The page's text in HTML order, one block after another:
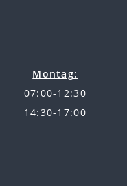
Montag:
07:00-12:30
14:30-17:00